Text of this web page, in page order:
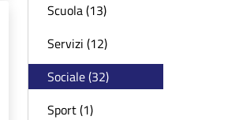
Scuola (13)
Servizi (12)
Sociale (32)
Sport (1)